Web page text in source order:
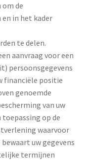
de
in het kader
te delen.
aanvraag voor een
persoonsgegevens
financiële positie
genoemde
van uw
toepassing op de
waarvoor
uw gegevens
termijnen